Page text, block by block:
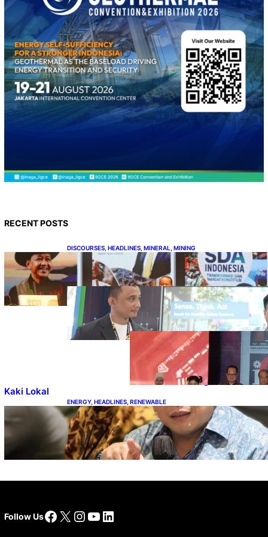
RECENT POSTS
DISCOURSES, HEADLINES, MINERAL MINING
Bahlil Luncurkan 10 Buku Rekam Jejak
Kepemimpinan dan Kebijakan
HEADLINES, TECHNOLOGY
Teknologi Keselamatan,
Penentu Baru Persaingan
Industri Otomotif
DOWNSTREAM
HEADLINES
PETROLEUM
Terbuka,
Peluang Usaha
bagi IKM Alas
Kaki Lokal
ENERGY, HEADLINES, RENEWABLE
IESR: Kepemimpinan Terpadu jadi Kunci
Percepatan PLTS 100 GW
Follow UsFacebook
X Instagram
YouTube
LinkedIn